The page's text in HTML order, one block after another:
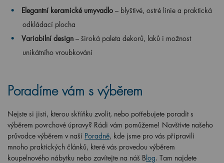
Elegantní keramické umyvadlo – blyštivé, ostré linie a praktická
odkládací plocha
Variabilní design – široká paleta dekorů, laků i možnost
unikátního vroubkování
Poradíme vám s výběrem
Nejste si jisti, kterou skříňku zvolit, nebo potřebujete poradit s
výběrem povrchové úpravy? Rádi vám pomůžeme! Navštivte našeho
průvodce výběrem v naší Poradně, kde jsme pro vás připravili
mnoho praktických článků, které vás provedou výběrem
koupelnového nábytku nebo zavítejte na náš Blog. Tam najdete